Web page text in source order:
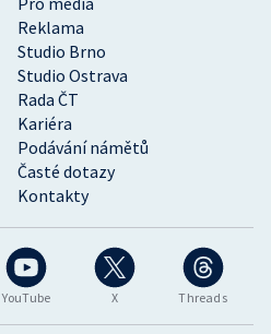
YouTube X Threads
Reklama
Studio Brno
Studio Ostrava
Rada ČT
Kariéra
Podávání námětů
Časté dotazy
Kontakty